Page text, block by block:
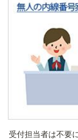
受付担当者は不要